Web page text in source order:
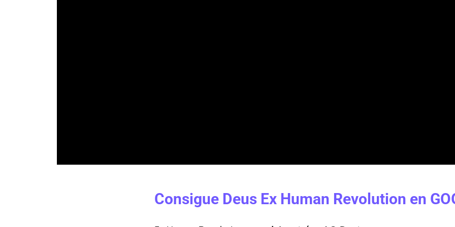
Consigue Deus Ex Human Revolution en